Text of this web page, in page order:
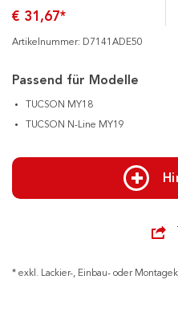
€ 31,67*
Artikelnummer: D7141ADE50
Passend für Modelle
TUCSON MY18
TUCSON N-Line MY19
* exkl. Lackier-, Einbau- oder